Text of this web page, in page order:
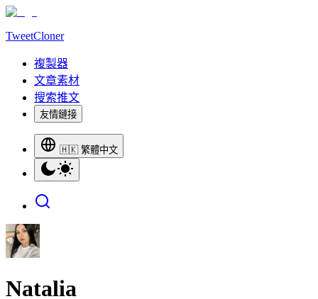
TweetCloner
複製器
文章素材
搜索推文
友情鏈接
🇭🇰 繁體中文
Natalia